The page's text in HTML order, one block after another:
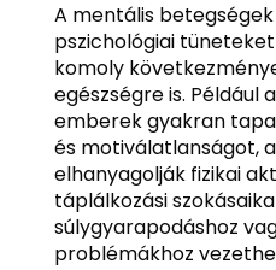
A mentális
pszichológiai
komoly
egészségre is. Például
emberek gyakran
és motiválatlanságot,
elhanyagolják fizikai
táplálkozási
súlygyarapodáshoz
problémákhoz